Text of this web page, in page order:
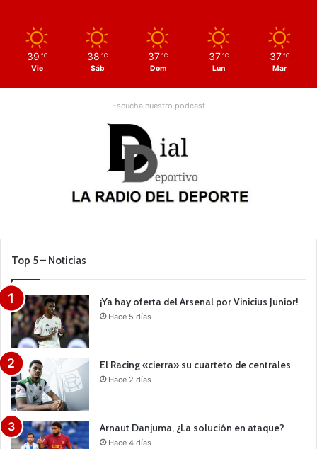
39 ℃
Vie
38 ℃
Sáb
37 ℃
Dom
37 ℃
Lun
37 ℃
Mar
Escucha nuestro podcast
Top 5 – Noticias
¡Ya hay oferta del Arsenal por Vinicius Junior!
Hace 5 días
El Racing «cierra» su cuarteto de centrales
Hace 2 días
Arnaut Danjuma, ¿La solución en ataque?
Hace 4 días